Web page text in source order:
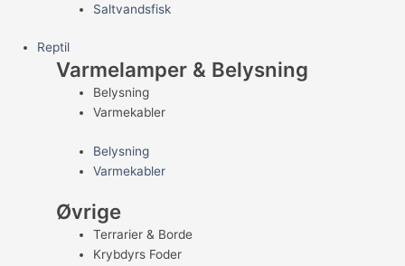
Saltvandsfisk
Reptil
Varmelamper & Belysning
Belysning
Varmekabler
Belysning
Varmekabler
Øvrige
Terrarier & Borde
Krybdyrs Foder